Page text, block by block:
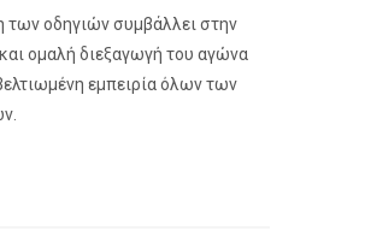
των οδηγιών συμβάλλει στην
ομαλή διεξαγωγή του αγώνα
εμπειρία όλων των